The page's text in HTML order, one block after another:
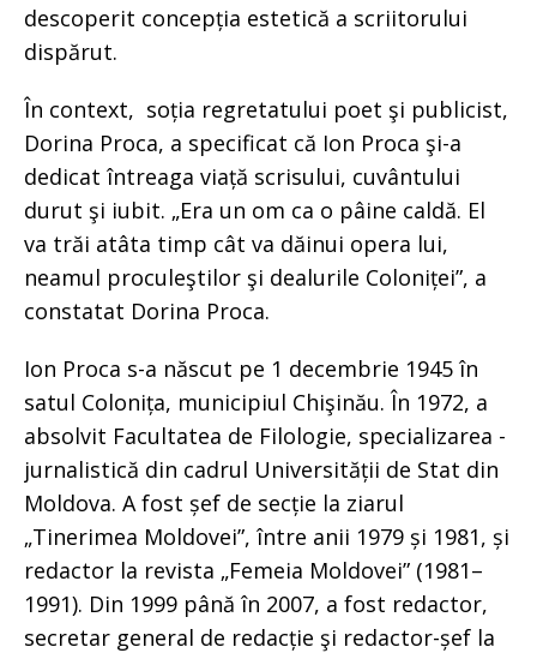
descoperit concepția estetică a scriitorului
dispărut.
În context, soția regretatului poet şi publicist,
Dorina Proca, a specificat că Ion Proca şi-a
dedicat întreaga viață scrisului, cuvântului
durut şi iubit. „Era un om ca o pâine caldă. El
va trăi atâta timp cât va dăinui opera lui,
neamul proculeştilor şi dealurile Coloniței”, a
constatat Dorina Proca.
Ion Proca s-a născut pe 1 decembrie 1945 în
satul Colonița, municipiul Chişinău. În 1972, a
absolvit Facultatea de Filologie, specializarea -
jurnalistică din cadrul Universității de Stat din
Moldova. A fost șef de secție la ziarul
„Tinerimea Moldovei”, între anii 1979 și 1981, și
redactor la revista „Femeia Moldovei” (1981–
1991). Din 1999 până în 2007, a fost redactor,
secretar general de redacție şi redactor-șef la